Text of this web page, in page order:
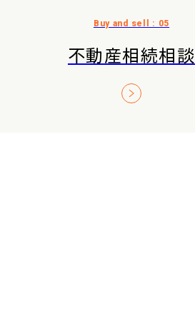
不動産相続相談